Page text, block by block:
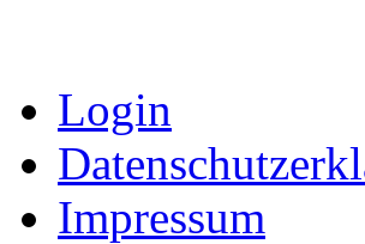
Login
Impressum